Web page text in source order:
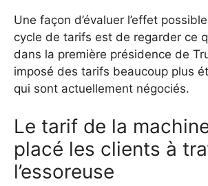
Une façon d’évaluer l’effet
cycle de tarifs est de regarder ce
dans la première présidence de
imposé des tarifs beaucoup plus
qui sont actuellement négociés.
Le tarif de la
placé les clients à
l’essoreuse